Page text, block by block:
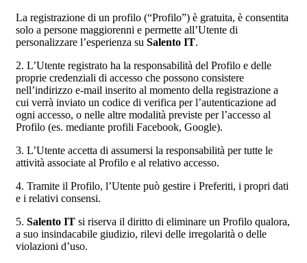
La registrazione di un profilo (“Profilo”) è gratuita, è consentita
solo a persone maggiorenni e permette all’Utente di
personalizzare l’esperienza su Salento IT.
2. L’Utente registrato ha la responsabilità del Profilo e delle
proprie credenziali di accesso che possono consistere
nell’indirizzo e-mail inserito al momento della registrazione a
cui verrà inviato un codice di verifica per l’autenticazione ad
ogni accesso, o nelle altre modalità previste per l’accesso al
Profilo (es. mediante profili Facebook, Google).
3. L’Utente accetta di assumersi la responsabilità per tutte le
attività associate al Profilo e al relativo accesso.
4. Tramite il Profilo, l’Utente può gestire i Preferiti, i propri dati
e i relativi consensi.
5. Salento IT si riserva il diritto di eliminare un Profilo qualora,
a suo insindacabile giudizio, rilevi delle irregolarità o delle
violazioni d’uso.